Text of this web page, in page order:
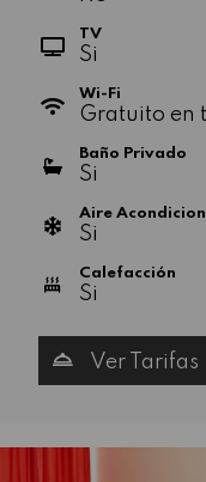
TV
Si
Wi-Fi
Gratuito en
Baño Privado
Si
Aire
Si
Calefacción
Si
Ver Tarifas